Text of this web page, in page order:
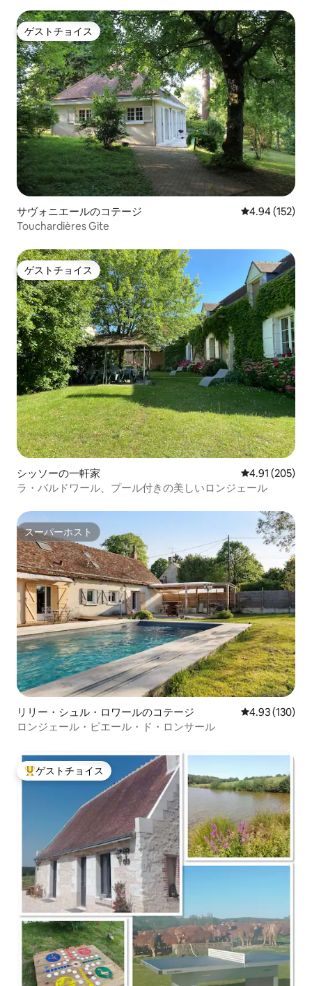
ゲストチョイス
ゲストチョイス
サヴォニエールのコテージ レビュー152
4.94 (152)
Touchardières Gite
ゲストチョイス
ゲストチョイス
シッソーの一軒家 レビュー205
4.91 (205)
ラ・バルドワール、プール付きの美しいロンジェール
スーパーホスト
スーパーホスト
リリー・シュル・ロワールのコテージ レビュー130
4.93 (130)
ロンジェール・ピエール・ド・ロンサール
大好評のゲストチョイスです。
ゲストチョイス